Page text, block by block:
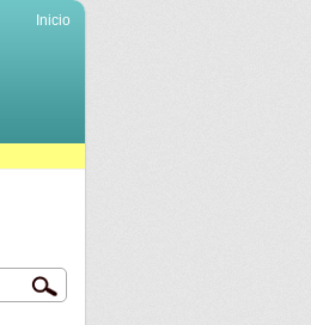
Inicio